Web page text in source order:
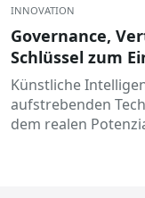
INNOVATION
Governance,
Schlüssel zum
Verwaltung
Künstliche
aufstrebenden
dem realen